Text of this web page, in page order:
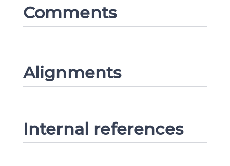
Comments
Alignments
Internal references